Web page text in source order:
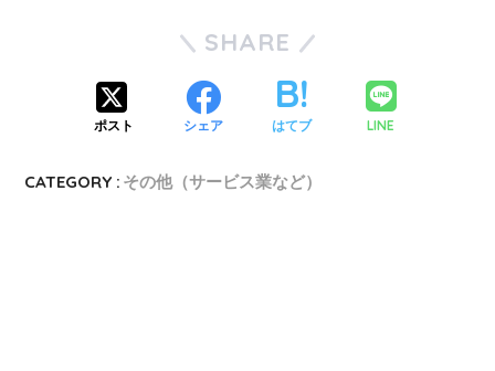
SHARE
ポスト シェア はてブ LINE
CATEGORY : その他（サービス業など）